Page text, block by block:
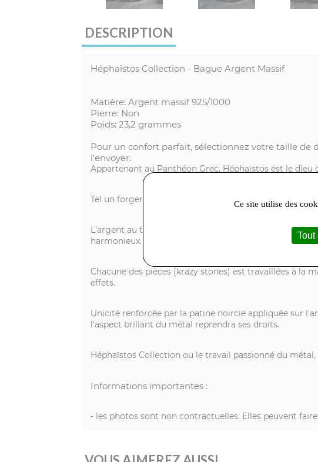
DESCRIPTION
Héphaïstos Collection - Bague Argent Massif
Matière: Argent massif 925/1000
Pierre: Non
Poids: 23,2 grammes
Pour un confort parfait, sélectionnez votre taille de
l'envoyer.
Appartenant au Panthéon Grec, Héphaïstos est le dieu
Tel un forgeron, Anthony Barrouyer fond le métal,
L'argent au titre légal 925/1000 subit un traitement
harmonieux.
Chacune des pièces (krazy stones) est travaillées à la
effets.
Unicité renforcée par la patine noircie appliquée sur
l'aspect brillant du métal reprendra ses droits.
Héphaïstos Collection ou le travail passionné du
Informations importantes :
- les photos sont non contractuelles. Elles peuvent
Ce site utilise des
Tout